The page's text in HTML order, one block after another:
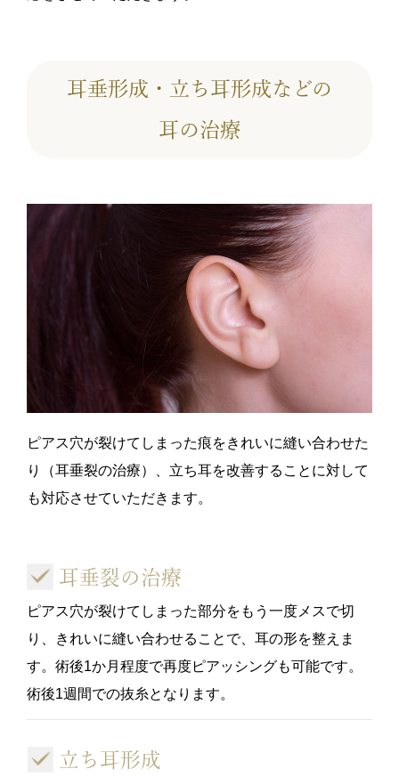
耳垂形成・立ち耳形成などの
耳の治療
ピアス穴が裂けてしまった痕をきれいに縫い合わせた
り（耳垂裂の治療）、立ち耳を改善することに対して
も対応させていただきます。
耳垂裂の治療
ピアス穴が裂けてしまった部分をもう一度メスで切
り、きれいに縫い合わせることで、耳の形を整えま
す。術後1か月程度で再度ピアッシングも可能です。
術後1週間での抜糸となります。
立ち耳形成